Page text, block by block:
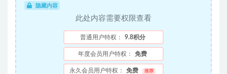
隐藏内容
此处内容需要权限查看
普通用户特权： 9.8积分
年度会员用户特权： 免费
永久会员用户特权： 免费 推荐